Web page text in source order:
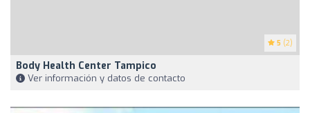
5 (2)
Body Health Center Tampico
Ver información y datos de contacto